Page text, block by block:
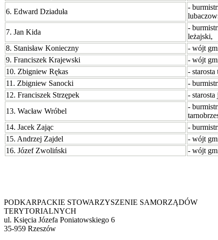
6. Edward Dziaduła
-
7. Jan Kida
-
leżajski,
8. Stanisław Konieczny
- wójt
9. Franciszek Krajewski
- wójt
10. Zbigniew Rękas
- starosta
11. Zbigniew Sanocki
-
12. Franciszek Strzępek
- starosta
13. Wacław Wróbel
-
14. Jacek Zając
-
15. Andrzej Zajdel
- wójt
16. Józef Zwoliński
- wójt
PODKARPACKIE STOWARZYSZENIE SAMORZĄDÓW
TERYTORIALNYCH
ul. Księcia Józefa Poniatowskiego 6
35-959 Rzeszów